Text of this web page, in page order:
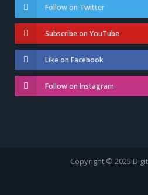
Follow on Twitter
Subscribe on YouTube
Like on Facebook
Follow on Instagram
Copyright © 2025